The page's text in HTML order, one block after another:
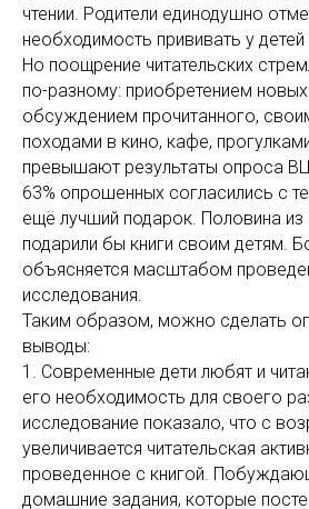
чтении. Родители единодушно
необходимость прививать у детей
Но поощрение читательских
по-разному: приобретением
обсуждением прочитанного,
походами в кино, кафе,
превышают результаты опроса
63% опрошенных согласились с
ещё лучший подарок. Половина из
подарили бы книги своим детям.
объясняется масштабом
исследования.
Таким образом, можно сделать
выводы:
1. Современные дети любят и
его необходимость для своего
исследование показало, что с
увеличивается читательская
проведенное с книгой.
домашние задания, которые